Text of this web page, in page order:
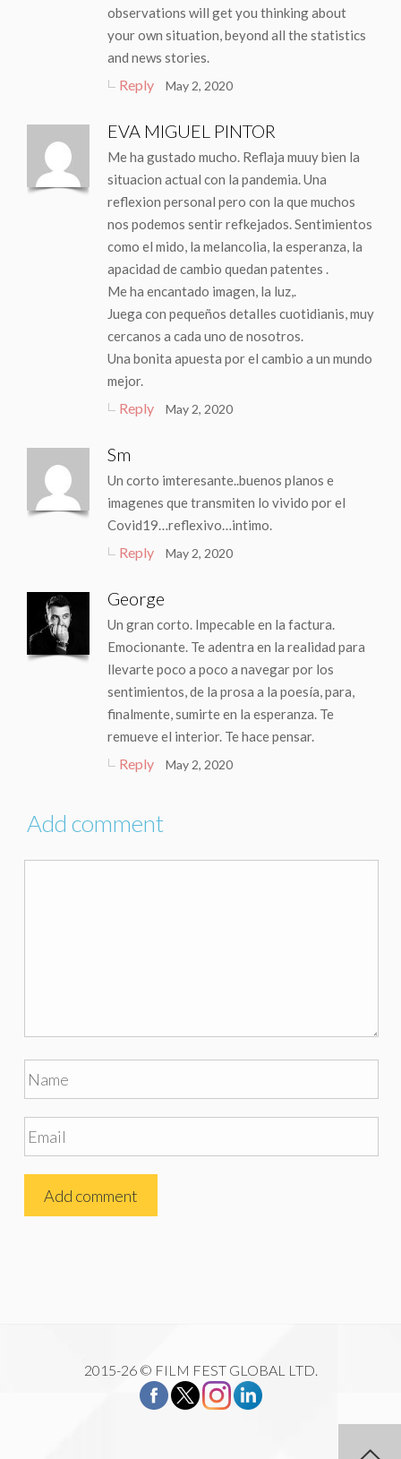
observations will get you thinking about
your own situation, beyond all the statistics
and news stories.
Reply May 2, 2020
EVA MIGUEL PINTOR
Me ha gustado mucho. Reflaja muuy bien la
situacion actual con la pandemia. Una
reflexion personal pero con la que muchos
nos podemos sentir refkejados. Sentimientos
como el mido, la melancolia, la esperanza, la
apacidad de cambio quedan patentes .
Me ha encantado imagen, la luz,.
Juega con pequeños detalles cuotidianis, muy
cercanos a cada uno de nosotros.
Una bonita apuesta por el cambio a un mundo
mejor.
Reply May 2, 2020
Sm
Un corto imteresante..buenos planos e
imagenes que transmiten lo vivido por el
Covid19…reflexivo…intimo.
Reply May 2, 2020
George
Un gran corto. Impecable en la factura.
Emocionante. Te adentra en la realidad para
llevarte poco a poco a navegar por los
sentimientos, de la prosa a la poesía, para,
finalmente, sumirte en la esperanza. Te
remueve el interior. Te hace pensar.
Reply May 2, 2020
Add comment
2015-26 © FILM FEST GLOBAL LTD.